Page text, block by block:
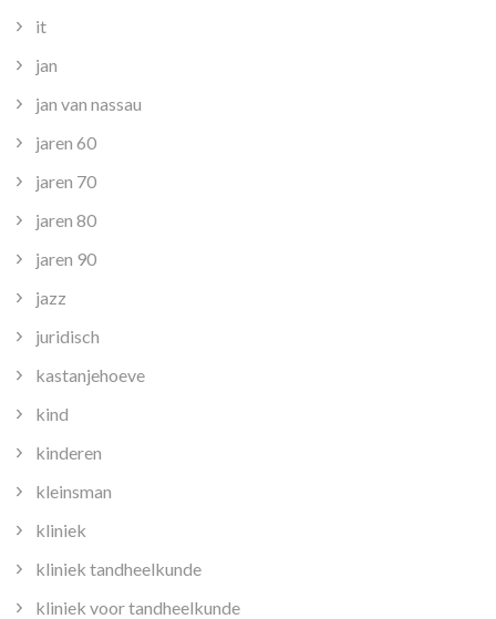
it
jan
jan van nassau
jaren 60
jaren 70
jaren 80
jaren 90
jazz
juridisch
kastanjehoeve
kind
kinderen
kleinsman
kliniek
kliniek tandheelkunde
kliniek voor tandheelkunde